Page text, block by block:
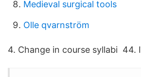
Medieval surgical tools
Olle qvarnström
4. Change in course syllabi 44.